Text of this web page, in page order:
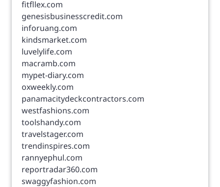
fitfllex.com
genesisbusinesscredit.com
inforuang.com
kindsmarket.com
luvelylife.com
macramb.com
mypet-diary.com
oxweekly.com
panamacitydeckcontractors.com
westfashions.com
toolshandy.com
travelstager.com
trendinspires.com
rannyephul.com
reportradar360.com
swaggyfashion.com